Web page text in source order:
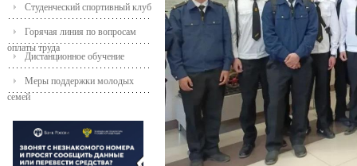
Студенческий спортивный клуб
Горячая линия по вопросам
оплаты труда
Дистанционное обучение
Меры поддержки молодых
семей